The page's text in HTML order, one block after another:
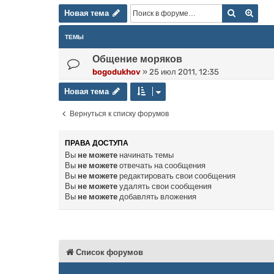
Новая тема
Новая тема Поиск
ТЕМЫ
Общение моряков
bogodukhov » 25 июл 2011, 12:35
Новая тема
Новая тема
Вернуться к списку форумов
ПРАВА ДОСТУПА
Вы не можете начинать темы
Вы не можете отвечать на сообщения
Вы не можете редактировать свои сообщения
Вы не можете удалять свои сообщения
Вы не можете добавлять вложения
Список форумов